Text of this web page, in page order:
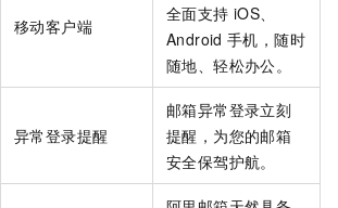
移动客户端
全面支持 iOS、
Android 手机，随时
随地、轻松办公。
异常登录提醒
邮箱异常登录立刻
提醒，为您的邮箱
安全保驾护航。